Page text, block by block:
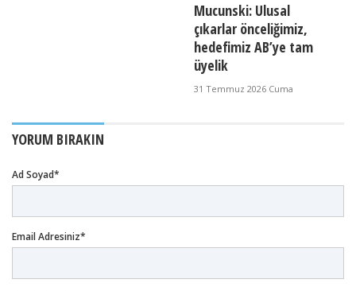
Mucunski: Ulusal
çıkarlar önceliğimiz,
hedefimiz AB’ye tam
üyelik
31 Temmuz 2026 Cuma
YORUM BIRAKIN
Ad Soyad*
Email Adresiniz*